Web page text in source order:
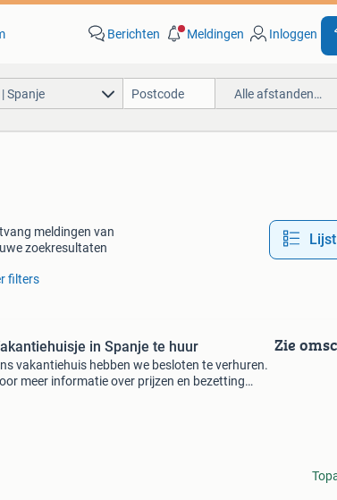
Berichten Meldingen Inloggen
Spanje Alle afstanden…
meldingen van
zoekresultaten
Lijst
filters
in Spanje te huur
vakantiehuis hebben we besloten te verhuren.
meer informatie over prijzen en bezetting
Zie